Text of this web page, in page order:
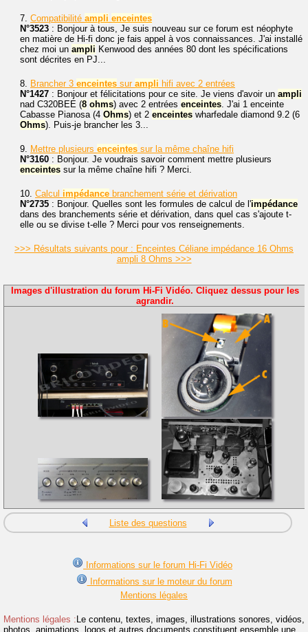
7. Compatibilité ampli enceintes
N°3523 : Bonjour à tous, Je suis nouveau sur ce forum est néophyte
en matière de Hi-fi donc je fais appel à vos connaissances. J'ai installé
chez moi un ampli Kenwood des années 80 dont les spécifications
sont décrites en PJ...
8. Brancher 3 enceintes sur ampli hifi avec 2 entrées
N°1427 : Bonjour et félicitations pour ce site. Je viens d'avoir un ampli
nad C320BEE (8 ohms) avec 2 entrées enceintes. J'ai 1 enceinte
Cabasse Pianosa (4 Ohms) et 2 enceintes wharfedale diamond 9.2 (6
Ohms). Puis-je brancher les 3...
9. Mettre plusieurs enceintes sur la même chaîne hifi
N°3160 : Bonjour. Je voudrais savoir comment mettre plusieurs
enceintes sur la même chaîne hifi ? Merci.
10. Calcul impédance branchement série et dérivation
N°2735 : Bonjour. Quelles sont les formules de calcul de l'impédance
dans des branchements série et dérivation, dans quel cas s'ajoute t-
elle ou se divise t-elle ? Merci pour vos renseignements.
>>> Résultats suivants pour : Enceintes Céliane impédance 16 Ohms
ampli 8 Ohms >>>
Images d'illustration du forum Hi-Fi Vidéo. Cliquez dessus pour les
agrandir.
Liste des questions
Informations sur le forum Hi-Fi Vidéo
Informations sur le moteur du forum
Mentions légales
Mentions légales : Le contenu, textes, images, illustrations sonores, vidéos,
photos, animations, logos et autres documents constituent ensemble une